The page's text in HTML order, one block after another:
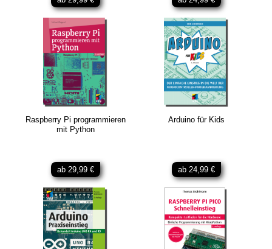
Raspberry Pi programmieren
mit Python
ab 29,99 €
Arduino für Kids
ab 24,99 €